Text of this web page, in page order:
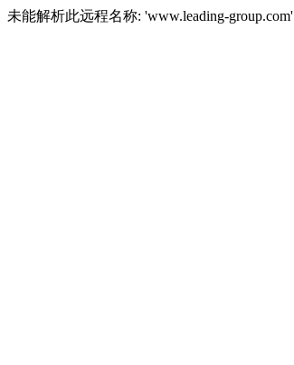
未能解析此远程名称: 'www.leading-group.com'